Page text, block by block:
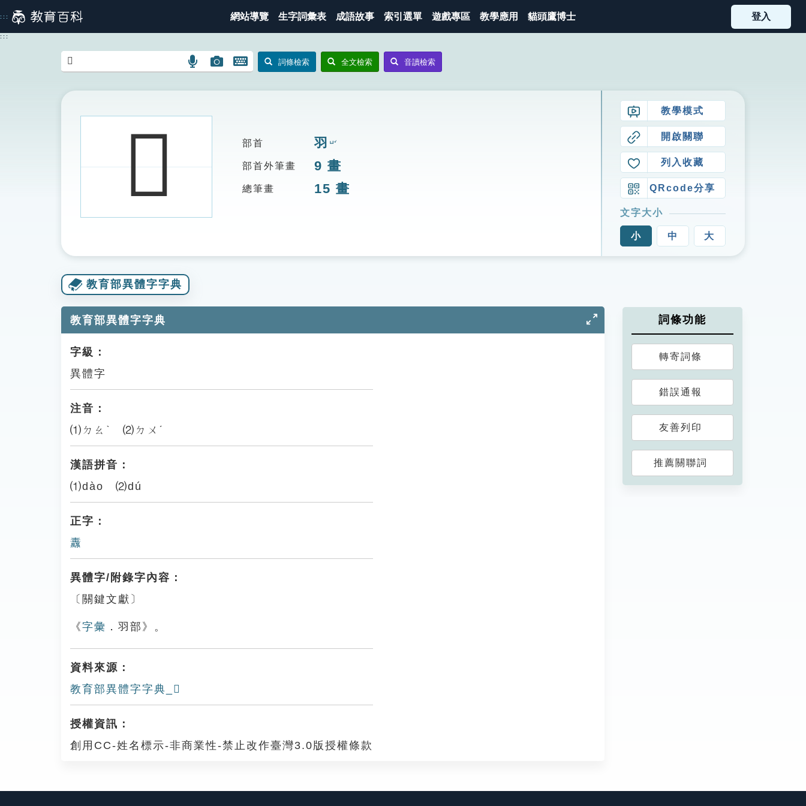
到
主
::: 網站導覽 生字詞彙表 成語故事 索引選單 遊戲專區 教學應用 貓頭鷹博士 登入
:::
語
搜
圖
圖
搜
開
鍵
詞條檢索 全文檢索 音讀檢索
𦑢 部首 羽 ㄩˇ
部首外筆畫 9 畫
總筆畫 15 畫
教學模式
開啟關聯
列入收藏
QRcode分享
文字大小
小 中 大
教育部異體字字典
教育部異體字字典
字級：
異體字
注音：
⑴ㄉㄠˋ ⑵ㄉㄨˊ
漢語拼音：
⑴dào ⑵dú
正字：
纛
異體字/附錄字內容：
〔關鍵文獻〕
《字彙 ．羽部》。
資料來源：
教育部異體字字典_𦑢
授權資訊：
創用CC-姓名標示-非商業性-禁止改作臺灣3.0版授權條款
詞條功能
轉寄詞條
錯誤通報
友善列印
推薦關聯詞